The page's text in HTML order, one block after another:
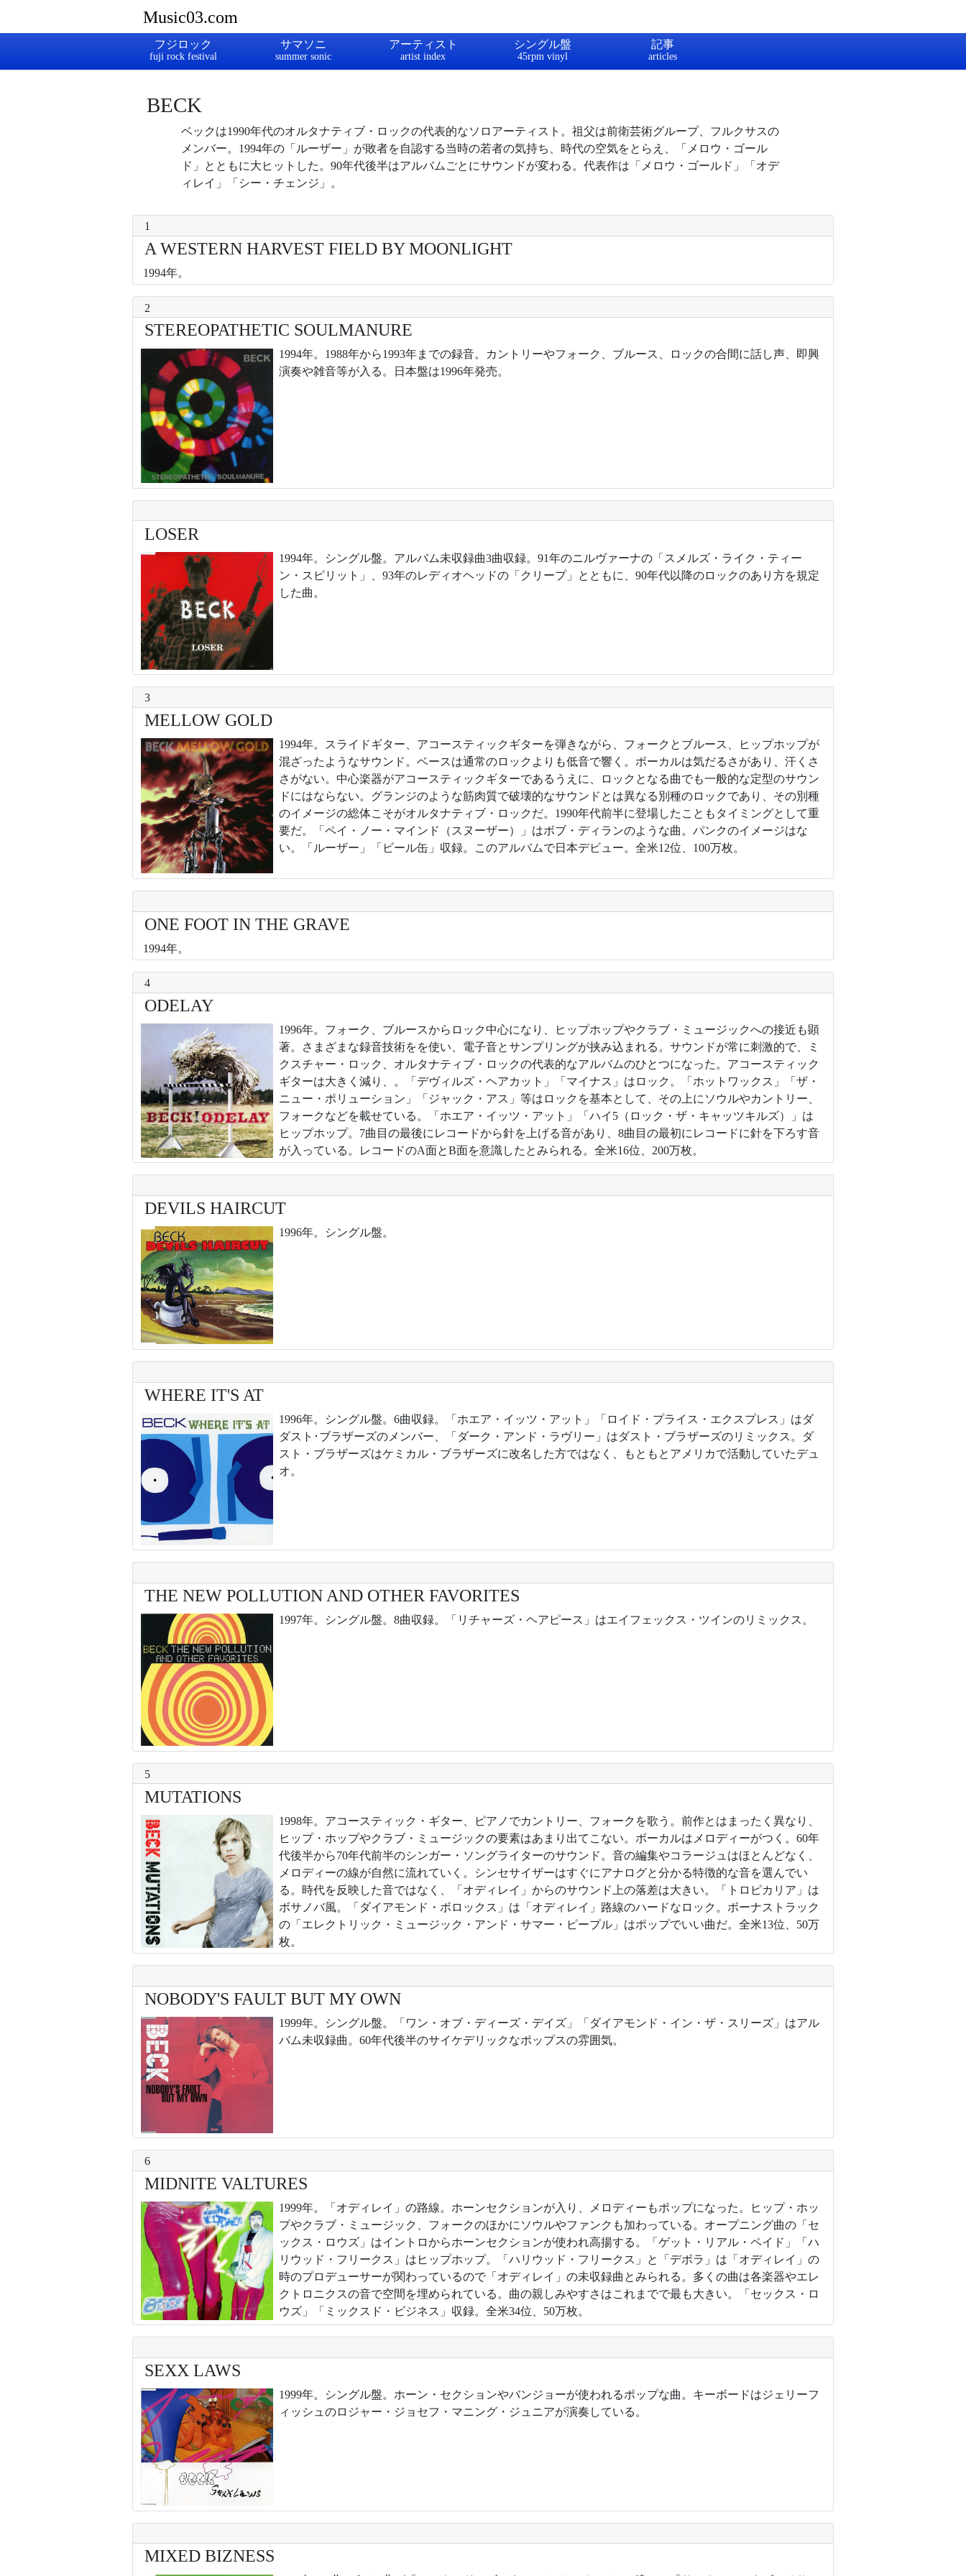
Music03.com
フジロック サマソニ アーティスト シングル盤 記事
BECK
ベックは1990年代のオルタナティブ・ロックの代表的なソロアーティスト。祖父は前衛芸術グループ、フルクサスの
メンバー。1994年の「ルーザー」が敗者を自認する当時の若者の気持ち、時代の空気をとらえ、「メロウ・ゴール
ド」とともに大ヒットした。90年代後半はアルバムごとにサウンドが変わる。代表作は「メロウ・ゴールド」「オデ
ィレイ」「シー・チェンジ」。
1
A WESTERN HARVEST FIELD BY MOONLIGHT
1994年。
2
STEREOPATHETIC SOULMANURE
1994年。1988年から1993年までの録音。カントリーやフォーク、ブルース、ロックの合間に話し声、即興
演奏や雑音等が入る。日本盤は1996年発売。
LOSER
1994年。シングル盤。アルバム未収録曲3曲収録。91年のニルヴァーナの「スメルズ・ライク・ティー
ン・スピリット」、93年のレディオヘッドの「クリープ」とともに、90年代以降のロックのあり方を規定
した曲。
3
MELLOW GOLD
1994年。スライドギター、アコースティックギターを弾きながら、フォークとブルース、ヒップホップが
混ざったようなサウンド。ベースは通常のロックよりも低音で響く。ボーカルは気だるさがあり、汗くさ
さがない。中心楽器がアコースティックギターであるうえに、ロックとなる曲でも一般的な定型のサウン
ドにはならない。グランジのような筋肉質で破壊的なサウンドとは異なる別種のロックであり、その別種
のイメージの総体こそがオルタナティブ・ロックだ。1990年代前半に登場したこともタイミングとして重
要だ。「ペイ・ノー・マインド（スヌーザー）」はボブ・ディランのような曲。パンクのイメージはな
い。「ルーザー」「ビール缶」収録。このアルバムで日本デビュー。全米12位、100万枚。
ONE FOOT IN THE GRAVE
1994年。
4
ODELAY
1996年。フォーク、ブルースからロック中心になり、ヒップホップやクラブ・ミュージックへの接近も顕
著。さまざまな録音技術をを使い、電子音とサンプリングが挟み込まれる。サウンドが常に刺激的で、ミ
クスチャー・ロック、オルタナティブ・ロックの代表的なアルバムのひとつになった。アコースティック
ギターは大きく減り、。「デヴィルズ・ヘアカット」「マイナス」はロック。「ホットワックス」「ザ・
ニュー・ポリューション」「ジャック・アス」等はロックを基本として、その上にソウルやカントリー、
フォークなどを載せている。「ホエア・イッツ・アット」「ハイ5（ロック・ザ・キャッツキルズ）」は
ヒップホップ。7曲目の最後にレコードから針を上げる音があり、8曲目の最初にレコードに針を下ろす音
が入っている。レコードのA面とB面を意識したとみられる。全米16位、200万枚。
DEVILS HAIRCUT
1996年。シングル盤。
WHERE IT'S AT
1996年。シングル盤。6曲収録。「ホエア・イッツ・アット」「ロイド・プライス・エクスプレス」はダ
ダスト･ブラザーズのメンバー、「ダーク・アンド・ラヴリー」はダスト・ブラザーズのリミックス。ダ
スト・ブラザーズはケミカル・ブラザーズに改名した方ではなく、もともとアメリカで活動していたデュ
オ。
THE NEW POLLUTION AND OTHER FAVORITES
1997年。シングル盤。8曲収録。「リチャーズ・ヘアピース」はエイフェックス・ツインのリミックス。
5
MUTATIONS
1998年。アコースティック・ギター、ピアノでカントリー、フォークを歌う。前作とはまったく異なり、
ヒップ・ホップやクラブ・ミュージックの要素はあまり出てこない。ボーカルはメロディーがつく。60年
代後半から70年代前半のシンガー・ソングライターのサウンド。音の編集やコラージュはほとんどなく、
メロディーの線が自然に流れていく。シンセサイザーはすぐにアナログと分かる特徴的な音を選んでい
る。時代を反映した音ではなく、「オディレイ」からのサウンド上の落差は大きい。「トロピカリア」は
ボサノバ風。「ダイアモンド・ボロックス」は「オディレイ」路線のハードなロック。ボーナストラック
の「エレクトリック・ミュージック・アンド・サマー・ピープル」はポップでいい曲だ。全米13位、50万
枚。
NOBODY'S FAULT BUT MY OWN
1999年。シングル盤。「ワン・オブ・ディーズ・デイズ」「ダイアモンド・イン・ザ・スリーズ」はアル
バム未収録曲。60年代後半のサイケデリックなポップスの雰囲気。
6
MIDNITE VALTURES
1999年。「オディレイ」の路線。ホーンセクションが入り、メロディーもポップになった。ヒップ・ホッ
プやクラブ・ミュージック、フォークのほかにソウルやファンクも加わっている。オープニング曲の「セ
ックス・ロウズ」はイントロからホーンセクションが使われ高揚する。「ゲット・リアル・ペイド」「ハ
リウッド・フリークス」はヒップホップ。「ハリウッド・フリークス」と「デボラ」は「オディレイ」の
時のプロデューサーが関わっているので「オディレイ」の未収録曲とみられる。多くの曲は各楽器やエレ
クトロニクスの音で空間を埋められている。曲の親しみやすさはこれまでで最も大きい。「セックス・ロ
ウズ」「ミックスド・ビジネス」収録。全米34位、50万枚。
SEXX LAWS
1999年。シングル盤。ホーン・セクションやバンジョーが使われるポップな曲。キーボードはジェリーフ
ィッシュのロジャー・ジョセフ・マニング・ジュニアが演奏している。
MIXED BIZNESS